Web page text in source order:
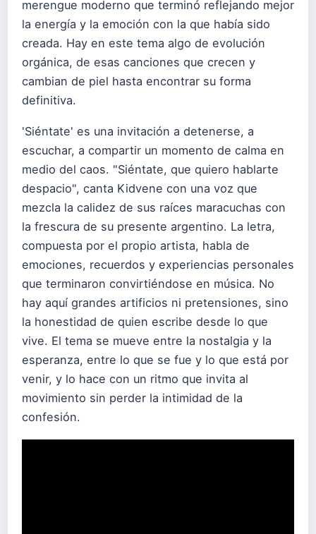
merengue moderno que terminó reflejando mejor
la energía y la emoción con la que había sido
creada. Hay en este tema algo de evolución
orgánica, de esas canciones que crecen y
cambian de piel hasta encontrar su forma
definitiva.
'Siéntate' es una invitación a detenerse, a
escuchar, a compartir un momento de calma en
medio del caos. "Siéntate, que quiero hablarte
despacio", canta Kidvene con una voz que
mezcla la calidez de sus raíces maracuchas con
la frescura de su presente argentino. La letra,
compuesta por el propio artista, habla de
emociones, recuerdos y experiencias personales
que terminaron convirtiéndose en música. No
hay aquí grandes artificios ni pretensiones, sino
la honestidad de quien escribe desde lo que
vive. El tema se mueve entre la nostalgia y la
esperanza, entre lo que se fue y lo que está por
venir, y lo hace con un ritmo que invita al
movimiento sin perder la intimidad de la
confesión.